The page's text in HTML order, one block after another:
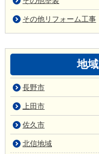
その他リフォーム工事
地
長野市
上田市
佐久市
北信地域